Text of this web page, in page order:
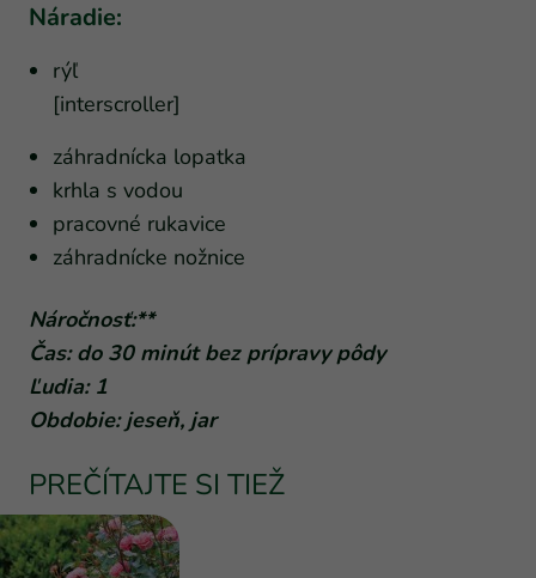
Náradie:
rýľ
[interscroller]
záhradnícka lopatka
krhla s vodou
pracovné rukavice
záhradnícke nožnice
Náročnosť:**
Čas: do 30 minút bez prípravy pôdy
Ľudia: 1
Obdobie: jeseň, jar
PREČÍTAJTE SI TIEŽ